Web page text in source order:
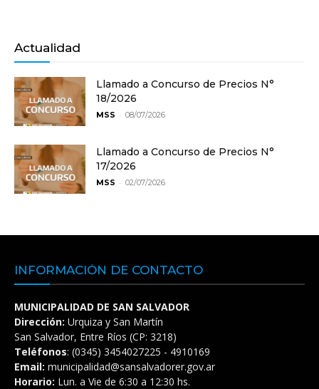
Actualidad
Llamado a Concurso de Precios N°
18/2026
MSS - 08/07/2026
Llamado a Concurso de Precios N°
17/2026
MSS - 02/07/2026
INFORMACIÓN DE CONTACTO
MUNICIPALIDAD DE SAN SALVADOR
Dirección: Urquiza y San Martín
San Salvador, Entre Ríos (CP: 3218)
Teléfonos: (0345) 3454027225 - 4910169
Email: municipalidad@sansalvadorer.gov.ar
Horario: Lun. a Vie de 6:30 a 12:30 hs.